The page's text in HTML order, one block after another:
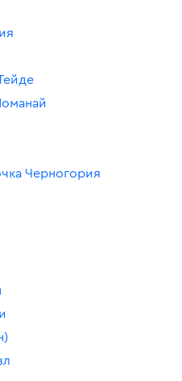
Черногория